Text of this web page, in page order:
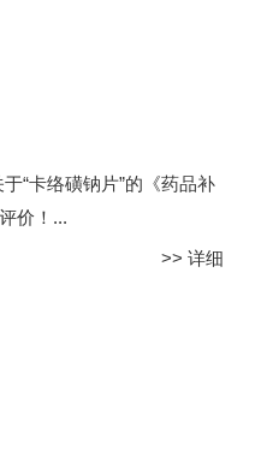
“卡络磺钠片”的《药品补
价！...
>> 详细